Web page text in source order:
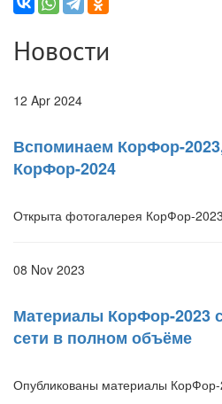
Новости
12 Apr 2024
Вспоминаем КорФор-
КорФор-2024
Открыта фотогалерея КорФор-2023
08 Nov 2023
Материалы КорФор-2023
сети в полном объёме
Опубликованы материалы